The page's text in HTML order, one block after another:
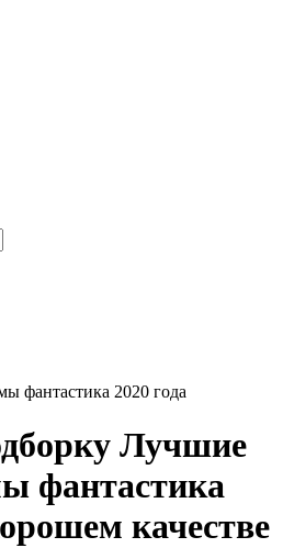
фантастика 2020 года
Лучшие
фантастика
качестве